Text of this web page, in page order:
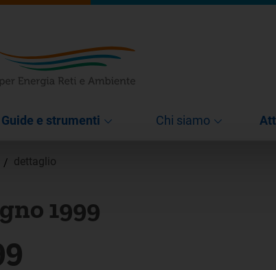
Guide e strumenti Chi siamo
/ dettaglio
1999